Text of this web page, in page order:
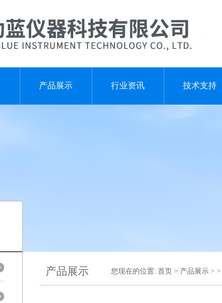
产品展示 行业资讯 技术支持
产品展示 您现在的位置: 首页 > 产品展示 > >